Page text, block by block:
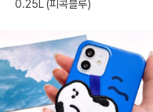
0.25L (피콕블루)